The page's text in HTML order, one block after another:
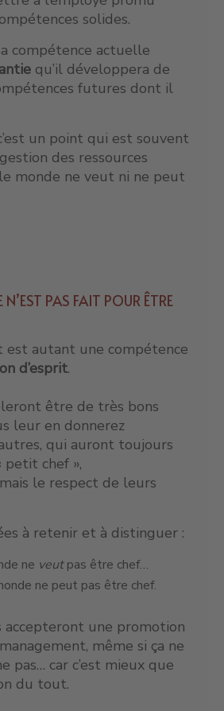
solides.
compétence actuelle
qu’il développera de
futures dont il
un point qui est souvent
des ressources
monde ne veut ni ne peut
PAS FAIT POUR ÊTRE
est autant une compétence
d’esprit.
être de très bons
leur en donnerez
qui auront toujours
petit chef »,
le respect de leurs
à retenir et à distinguer :
ne veutpas être chef…
ne peut pas être chef.
accepteront une promotion
même si ça ne
pas… car c’est mieux que
du tout.